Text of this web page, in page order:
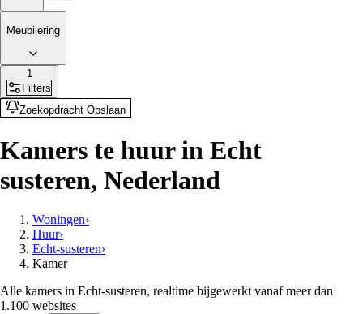
Meubilering
1
Filters
Zoekopdracht Opslaan
Kamers te huur in Echt
susteren, Nederland
Woningen›
Huur›
Echt-susteren›
Kamer
Alle kamers in Echt-susteren, realtime bijgewerkt vanaf meer dan
1.100 websites